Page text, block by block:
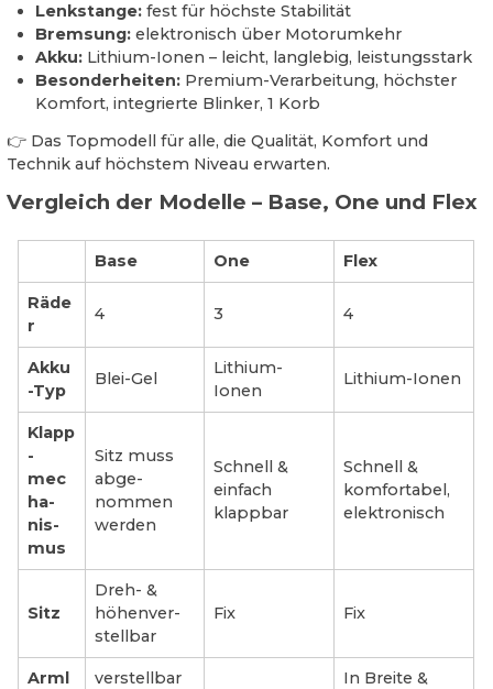
Lenkstange:fest für höchste Stabilität
Bremsung:elektronisch über Motorumkehr
Akku:Lithium-Ionen – leicht, langlebig, leistungsstark
Besonderheiten:Premium-Verarbeitung, höchster
Komfort, integrierte Blinker, 1 Korb
👉 Das Topmodell für alle, die Qualität, Komfort und
Technik auf höchstem Niveau erwarten.
Vergleich der Modelle – Base, One und Flex
Base One Flex
Räde
r
4 3 4
Akku
-Typ
Blei-Gel
Lithium-
Ionen
Lithium-Ionen
Klapp
-
mec
ha­
nis­
mus
Sitz muss
abge­
nommen
werden
Schnell &
einfach
klapp­bar
Schnell &
komfortabel,
elek­tro­nisch
Sitz
Dreh- &
höhen­ver­
stell­bar
Fix Fix
Arml
ver­stell­bar
In Breite &